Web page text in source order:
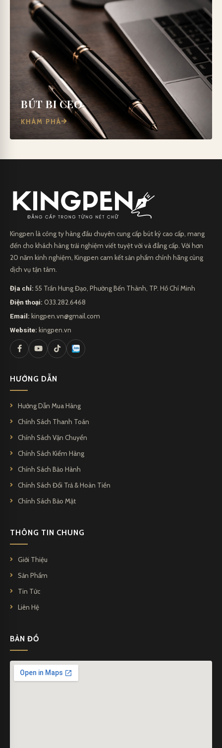
BÚT BI CEO
KHÁM PHÁ
Kingpen là công ty hàng đầu chuyên cung cấp bút ký cao cấp, mang
đến cho khách hàng trải nghiệm viết tuyệt vời và đẳng cấp. Với hơn
20 năm kinh nghiệm, Kingpen cam kết sản phẩm chính hãng cùng
dịch vụ tận tâm.
Địa chỉ: 55 Trần Hưng Đạo, Phường Bến Thành, TP. Hồ Chí Minh
Điện thoại: 033.282.6468
Email: kingpen.vn@gmail.com
Website: kingpen.vn
HƯỚNG DẪN
Hướng Dẫn Mua Hàng
Chính Sách Thanh Toán
Chính Sách Vận Chuyển
Chính Sách Kiểm Hàng
Chính Sách Bảo Hành
Chính Sách Đổi Trả & Hoàn Tiền
Chính Sách Bảo Mật
THÔNG TIN CHUNG
Giới Thiệu
Sản Phẩm
Tin Tức
Liên Hệ
BẢN ĐỒ